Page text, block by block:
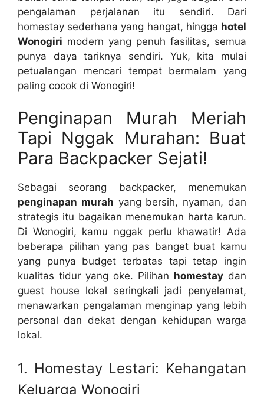
pengalaman perjalanan itu sendiri. Dari
homestay sederhana yang hangat, hingga hotel
Wonogiri modern yang penuh fasilitas, semua
punya daya tariknya sendiri. Yuk, kita mulai
petualangan mencari tempat bermalam yang
paling cocok di Wonogiri!
Penginapan Murah Meriah
Tapi Nggak Murahan: Buat
Para Backpacker Sejati!
Sebagai seorang backpacker, menemukan
penginapan murah yang bersih, nyaman, dan
strategis itu bagaikan menemukan harta karun.
Di Wonogiri, kamu nggak perlu khawatir! Ada
beberapa pilihan yang pas banget buat kamu
yang punya budget terbatas tapi tetap ingin
kualitas tidur yang oke. Pilihan homestay dan
guest house lokal seringkali jadi penyelamat,
menawarkan pengalaman menginap yang lebih
personal dan dekat dengan kehidupan warga
lokal.
1. Homestay Lestari: Kehangatan
Keluarga Wonogiri